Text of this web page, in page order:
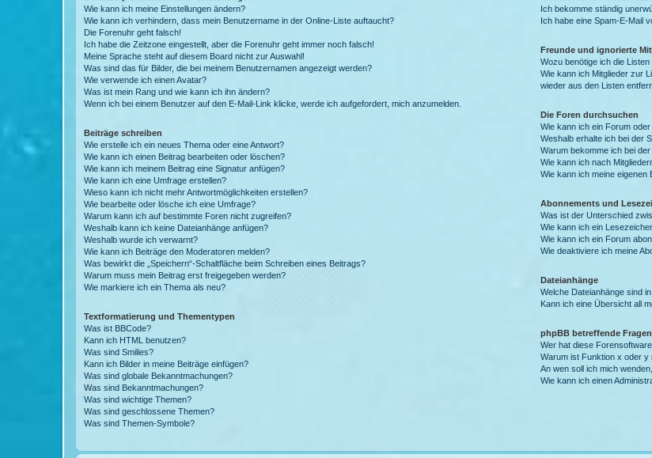
Wie kann ich meine Einstellungen ändern?
Wie kann ich verhindern, dass mein Benutzername in der Online-Liste auftaucht?
Die Forenuhr geht falsch!
Ich habe die Zeitzone eingestellt, aber die Forenuhr geht immer noch falsch!
Meine Sprache steht auf diesem Board nicht zur Auswahl!
Was sind das für Bilder, die bei meinem Benutzernamen angezeigt werden?
Wie verwende ich einen Avatar?
Was ist mein Rang und wie kann ich ihn ändern?
Wenn ich bei einem Benutzer auf den E-Mail-Link klicke, werde ich aufgefordert, mich anzumelden.
Beiträge schreiben
Wie erstelle ich ein neues Thema oder eine Antwort?
Wie kann ich einen Beitrag bearbeiten oder löschen?
Wie kann ich meinem Beitrag eine Signatur anfügen?
Wie kann ich eine Umfrage erstellen?
Wieso kann ich nicht mehr Antwortmöglichkeiten erstellen?
Wie bearbeite oder lösche ich eine Umfrage?
Warum kann ich auf bestimmte Foren nicht zugreifen?
Weshalb kann ich keine Dateianhänge anfügen?
Weshalb wurde ich verwarnt?
Wie kann ich Beiträge den Moderatoren melden?
Was bewirkt die „Speichern“-Schaltfläche beim Schreiben eines Beitrags?
Warum muss mein Beitrag erst freigegeben werden?
Wie markiere ich ein Thema als neu?
Textformatierung und Thementypen
Was ist BBCode?
Kann ich HTML benutzen?
Was sind Smilies?
Kann ich Bilder in meine Beiträge einfügen?
Was sind globale Bekanntmachungen?
Was sind Bekanntmachungen?
Was sind wichtige Themen?
Was sind geschlossene Themen?
Was sind Themen-Symbole?
Ich bekomme ständig
Ich habe eine Spam-E-Mail
Freunde und ignorierte
Wozu benötige ich die
Wie kann ich Mitglieder zur
wieder aus den Listen
Die Foren durchsuchen
Wie kann ich ein Forum
Weshalb erhalte ich bei der
Warum bekomme ich bei
Wie kann ich nach
Wie kann ich meine eigenen
Abonnements und
Was ist der Unterschied
Wie kann ich ein
Wie kann ich ein Forum
Wie deaktiviere ich meine
Dateianhänge
Welche Dateianhänge sind
Kann ich eine Übersicht all
phpBB betreffende Fragen
Wer hat diese
Warum ist Funktion x oder y
An wen soll ich mich
Wie kann ich einen